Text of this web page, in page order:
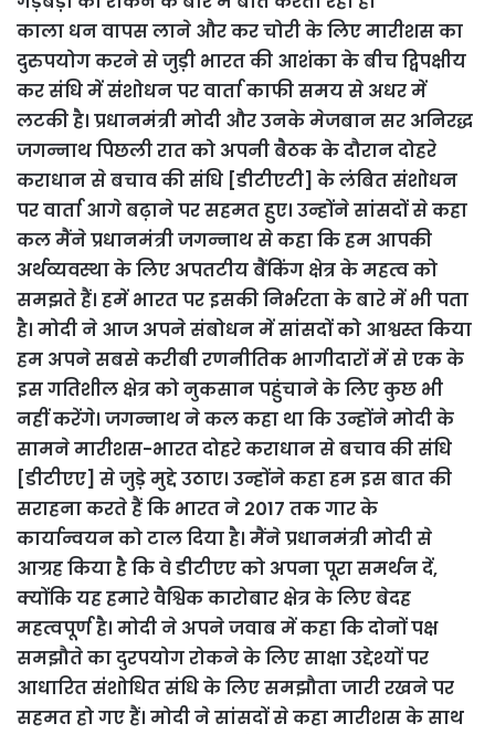
काला धन वापस लाने और कर चोरी के लिए मारीशस का
दुरुपयोग करने से जुड़ी भारत की आशंका के बीच द्विपक्षीय
कर संधि में संशोधन पर वार्ता काफी समय से अधर में
लटकी है। प्रधानमंत्री मोदी और उनके मेजबान सर अनिरद्ध
जगन्नाथ पिछली रात को अपनी बैठक के दौरान दोहरे
कराधान से बचाव की संधि [डीटीएटी] के लंबित संशोधन
पर वार्ता आगे बढ़ाने पर सहमत हुए। उन्होंने सांसदों से कहा
कल मैंने प्रधानमंत्री जगन्नाथ से कहा कि हम आपकी
अर्थव्यवस्था के लिए अपतटीय बैंकिंग क्षेत्र के महत्व को
समझते हैं। हमें भारत पर इसकी निर्भरता के बारे में भी पता
है। मोदी ने आज अपने संबोधन में सांसदों को आश्वस्त किया
हम अपने सबसे करीबी रणनीतिक भागीदारों में से एक के
इस गतिशील क्षेत्र को नुकसान पहुंचाने के लिए कुछ भी
नहीं करेंगे। जगन्नाथ ने कल कहा था कि उन्होंने मोदी के
सामने मारीशस-भारत दोहरे कराधान से बचाव की संधि
[डीटीएए] से जुड़े मुद्दे उठाए। उन्होंने कहा हम इस बात की
सराहना करते हैं कि भारत ने 2017 तक गार के
कार्यान्वयन को टाल दिया है। मैंने प्रधानमंत्री मोदी से
आग्रह किया है कि वे डीटीएए को अपना पूरा समर्थन दें,
क्योंकि यह हमारे वैश्विक कारोबार क्षेत्र के लिए बेदह
महत्वपूर्ण है। मोदी ने अपने जवाब में कहा कि दोनों पक्ष
समझौते का दुरपयोग रोकने के लिए साक्षा उद्देश्यों पर
आधारित संशोधित संधि के लिए समझौता जारी रखने पर
सहमत हो गए हैं। मोदी ने सांसदों से कहा मारीशस के साथ